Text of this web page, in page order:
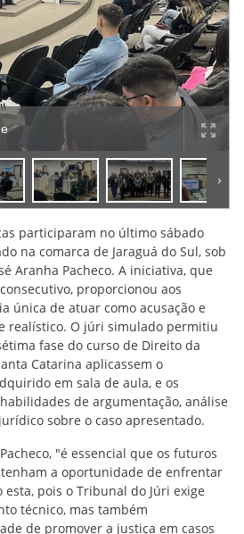
participaram no último sábado
na comarca de Jaraguá do Sul, sob
Aranha Pacheco. A iniciativa, que
proporcionou aos
única de atuar como acusação e
realístico. O júri simulado permitiu
fase do curso de Direito da
Catarina aplicassem o
em sala de aula, e os
de argumentação, análise
sobre o caso apresentado.
"é essencial que os futuros
a oportunidade de enfrentar
pois o Tribunal do Júri exige
técnico, mas também
de promover a justiça em casos